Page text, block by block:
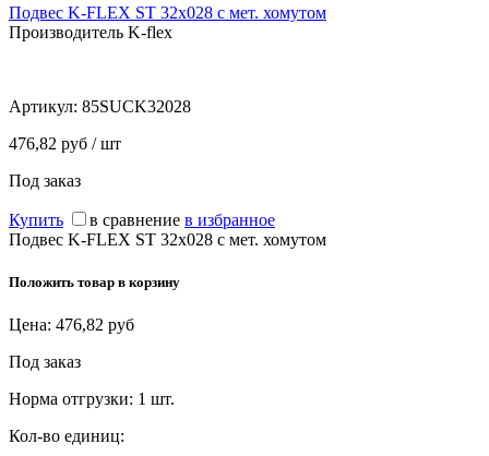
Подвес K-FLEX ST 32x028 с мет. хомутом
Производитель K-flex
Артикул: 85SUCK32028
476,82 руб / шт
Под заказ
Купить в сравнение в избранное
Подвес K-FLEX ST 32x028 с мет. хомутом
Положить товар в корзину
Цена: 476,82 руб
Под заказ
Норма отгрузки: 1 шт.
Кол-во единиц: